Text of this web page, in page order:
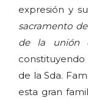
expresión y
sacramento
de la unión
constituyendo
de la Sda.
esta gran